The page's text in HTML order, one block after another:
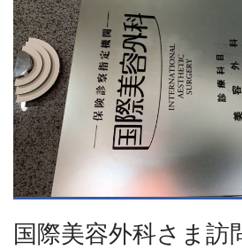
国際美容外科さま訪